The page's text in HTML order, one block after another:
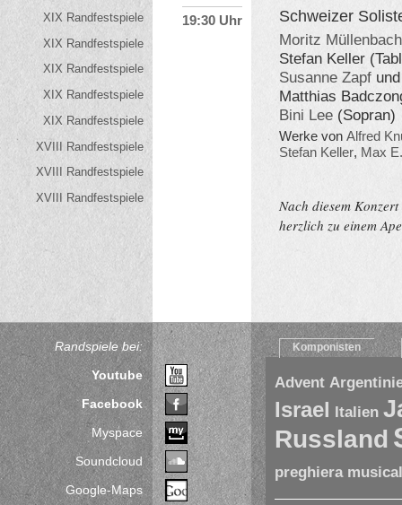
19:30 Uhr Schweizer
Moritz Müllenbach
Stefan Keller
Susanne Zapf
Matthias
Bini Lee (Sopran)
Werke vonAlfred
Stefan Keller, Max
Nach diesem
herzlich zu einem
XIX Randfestspiele
XIX Randfestspiele
XIX Randfestspiele
XIX Randfestspiele
XIX Randfestspiele
XVIII Randfestspiele
XVIII Randfestspiele
XVIII Randfestspiele
Randspiele bei:
Youtube
Facebook
Myspace
Soundcloud
Google-Maps
Komponisten
Advent
Israel Italien
Russland
preghiera